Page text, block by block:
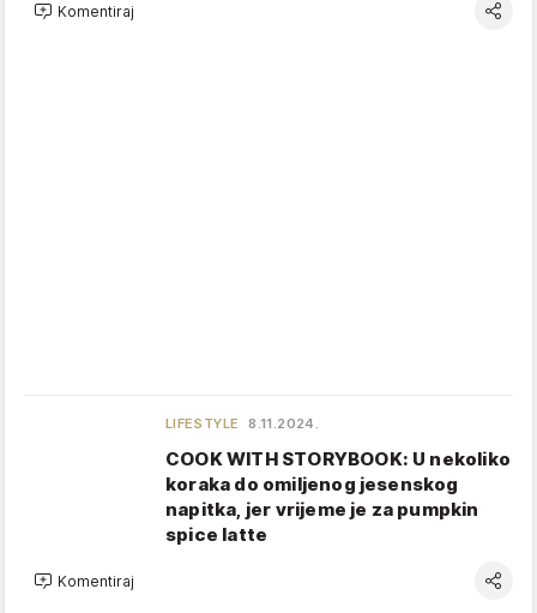
Komentiraj
LIFESTYLE 8.11.2024.
COOK WITH STORYBOOK: U nekoliko
koraka do omiljenog jesenskog
napitka, jer vrijeme je za pumpkin
spice latte
Komentiraj